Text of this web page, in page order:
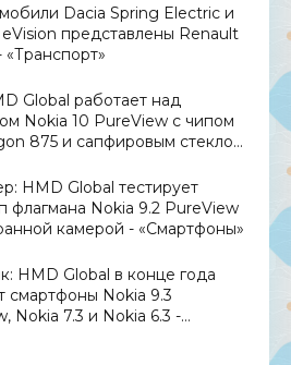
Dacia Spring Electric и
представлены Renault
«Транспорт»
Global работает над
Nokia 10 PureView с чипом
875 и сапфировым стеклом
HMD Global тестирует
флагмана Nokia 9.2 PureView
камерой - «Смартфоны»
HMD Global в конце года
смартфоны Nokia 9.3
Nokia 7.3 и Nokia 6.3 -